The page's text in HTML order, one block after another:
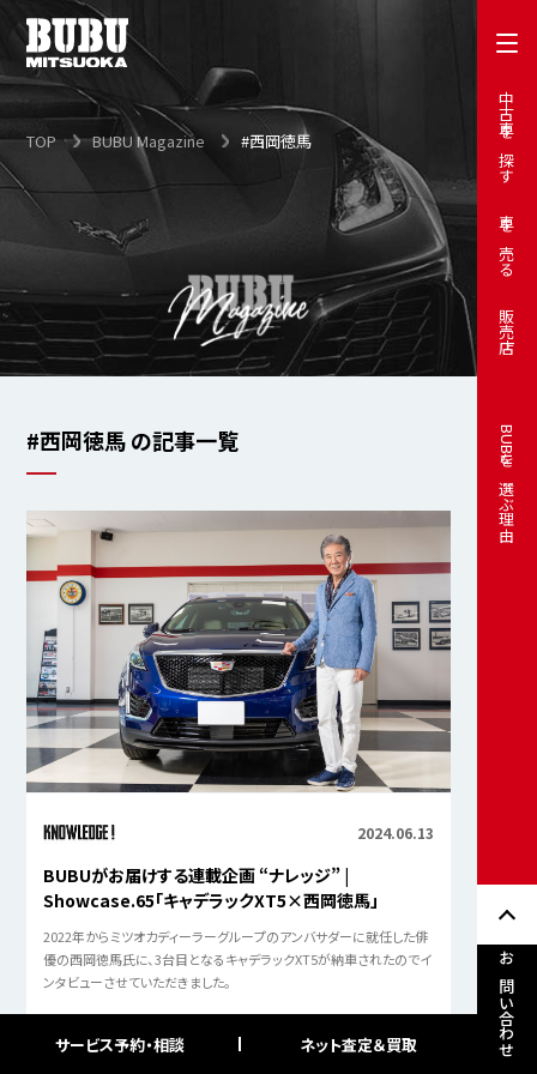
中古車を探す
車を売る
販売店
BUBUを選ぶ理由
お問い合わせ
TOP BUBU Magazine #西岡徳馬
#西岡徳馬 の記事一覧
2024.06.13
BUBUがお届けする連載企画 “ナレッジ” |
Showcase.65「キャデラックXT5×西岡徳馬」
2022年からミツオカディーラーグループのアンバサダーに就任した俳
優の西岡徳馬氏に、3台目となるキャデラックXT5が納車されたのでイ
ンタビューさせていただきました。
サービス予約・相談 ネット査定＆買取